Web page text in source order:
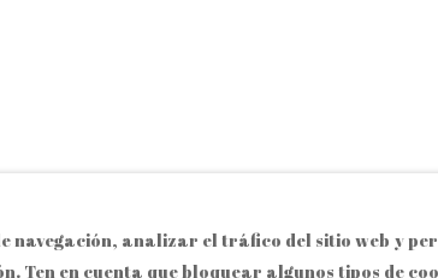
navegación, analizar el tráfico del sitio web y
Ten en cuenta que bloquear algunos tipos de